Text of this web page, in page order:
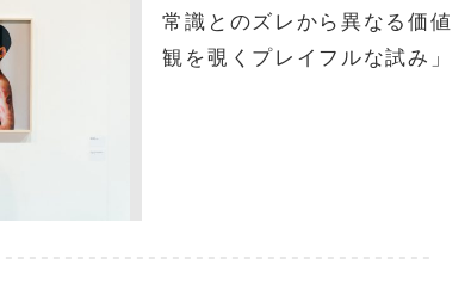
常識とのズレから異なる価値
観を覗くプレイフルな試み」